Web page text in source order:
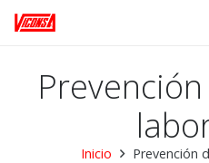
Inicio Prevención